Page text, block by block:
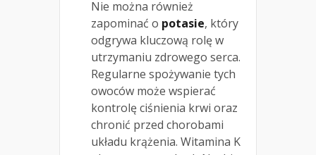
Nie można również
zapominać o potasie, który
odgrywa kluczową rolę w
utrzymaniu zdrowego serca.
Regularne spożywanie tych
owoców może wspierać
kontrolę ciśnienia krwi oraz
chronić przed chorobami
układu krążenia. Witamina K